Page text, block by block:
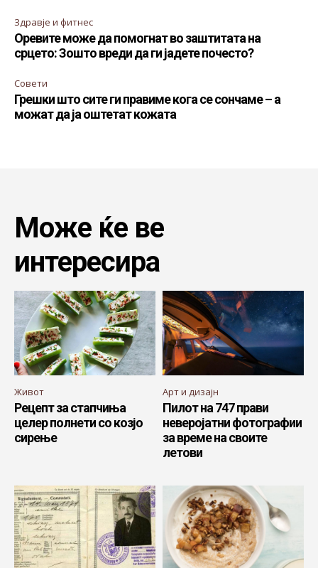
Здравје и фитнес
Оревите може да помогнат во заштитата на
срцето: Зошто вреди да ги јадете почесто?
Совети
Грешки што сите ги правиме кога се сончаме – а
можат да ја оштетат кожата
Може ќе ве
интересира
Живот
Рецепт за стапчиња
целер полнети со козјо
сирење
Арт и дизајн
Пилот на 747 прави
неверојатни фотографии
за време на своите
летови